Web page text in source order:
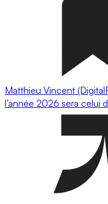
Matthieu Vincent
l’année 2026 sera celui